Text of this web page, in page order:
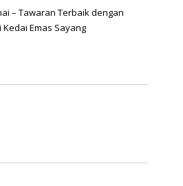
– Tawaran Terbaik dengan
Emas Sayang